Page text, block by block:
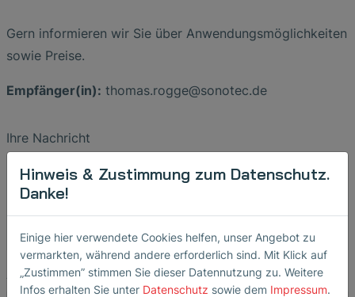
Gern informieren wir Sie über Anwendungsmöglichkeiten
sowie Preise.
Empfänger(in): thomas.rogge@sonotec.de
Ihre Nachricht
Anrede
Hinweis & Zustimmung zum Datenschutz.
Danke!
Einige hier verwendete Cookies helfen, unser Angebot zu
vermarkten, während andere erforderlich sind. Mit Klick auf
„Zustimmen” stimmen Sie dieser Datennutzung zu. Weitere
Infos erhalten Sie unter Datenschutz sowie dem Impressum.